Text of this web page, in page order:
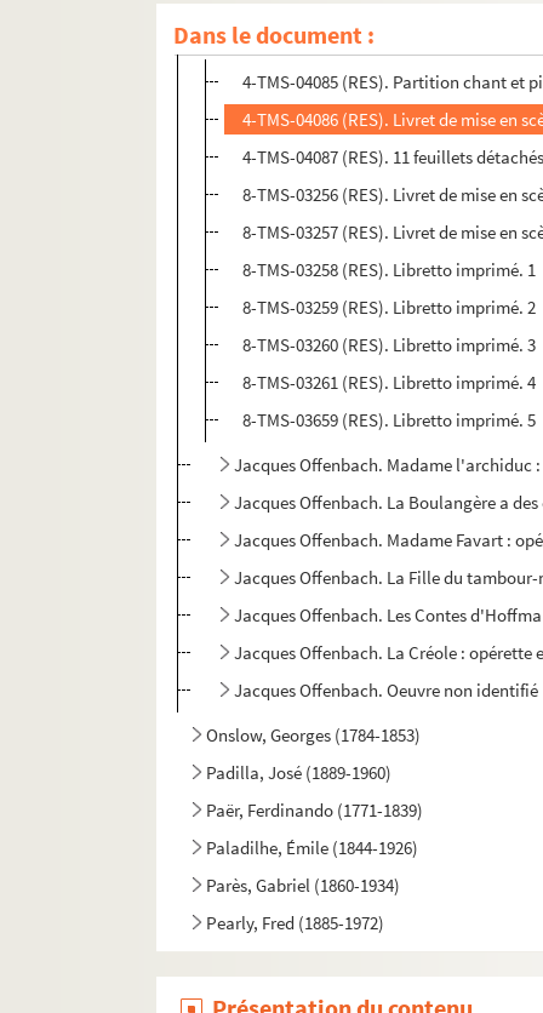
Dans le document :
Jacques Offenbach. La Jolie Parfumeuse :
4-TMS-04085 (RES). Partition chant et
4-TMS-04086 (RES). Livret de mise en
4-TMS-04087 (RES). 11 feuillets
8-TMS-03256 (RES). Livret de mise en
8-TMS-03257 (RES). Livret de mise en
8-TMS-03258 (RES). Libretto imprimé. 1
8-TMS-03259 (RES). Libretto imprimé. 2
8-TMS-03260 (RES). Libretto imprimé. 3
8-TMS-03261 (RES). Libretto imprimé. 4
8-TMS-03659 (RES). Libretto imprimé. 5
Jacques Offenbach. Madame l'archiduc
Jacques Offenbach. La Boulangère a
Jacques Offenbach. Madame Favart :
Jacques Offenbach. La Fille du
Jacques Offenbach. Les Contes
Jacques Offenbach. La Créole :
Jacques Offenbach. Oeuvre non identifié
Onslow, Georges (1784-1853)
Padilla, José (1889-1960)
Paër, Ferdinando (1771-1839)
Paladilhe, Émile (1844-1926)
Parès, Gabriel (1860-1934)
Pearly, Fred (1885-1972)
Péricaud, Louis (1835-1909)